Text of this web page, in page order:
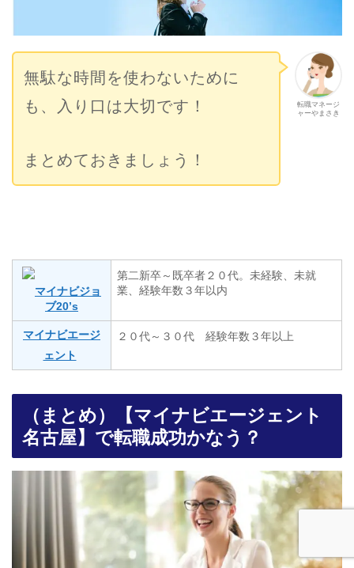
転職マネージ
ャーやまさき
無駄な時間を使わないために
も、入り口は大切です！
まとめておきましょう！
マイナビジョ
ブ20’s
第二新卒～既卒者２０代。未経験、未就
業、経験年数３年以内
マイナビエージ
ェント
２０代～３０代 経験年数３年以上
（まとめ）【マイナビエージェント
名古屋】で転職成功かなう？